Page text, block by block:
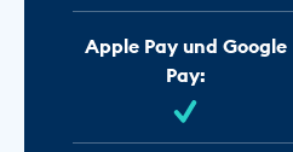
Apple Pay und Google
Pay: